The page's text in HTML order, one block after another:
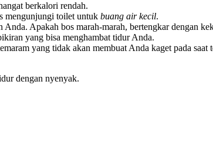
berkalori rendah.
mengunjungi toilet untuk buang air kecil.
Apakah bos marah-marah, bertengkar dengan
yang bisa menghambat tidur Anda.
yang tidak akan membuat Anda kaget pada saat
dengan nyenyak.